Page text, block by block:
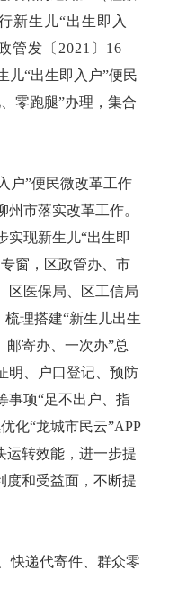
新生儿“出生即入
管发〔2021〕 16
儿“出生即入户”便民
零跑腿”办理，集合
户”便民微改革工作
市落实改革工作。
实现新生儿“出生即
窗，区政管办、市
区医保局、区工信局
梳理搭建“新生儿出生
邮寄办、一次办”总
明、户口登记、预防
事项“足不出户、指
化“龙城市民云”APP
运转效能，进一步提
度和受益面，不断提
快递代寄件、群众零